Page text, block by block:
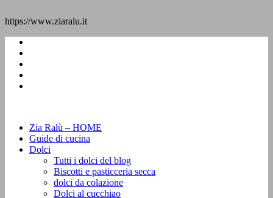
https://www.ziaralu.it
Zia Ralù – HOME
Guide di cucina
Dolci
Tutti i dolci del blog
Biscotti e pasticceria secca
dolci da colazione
Dolci al cucchiao